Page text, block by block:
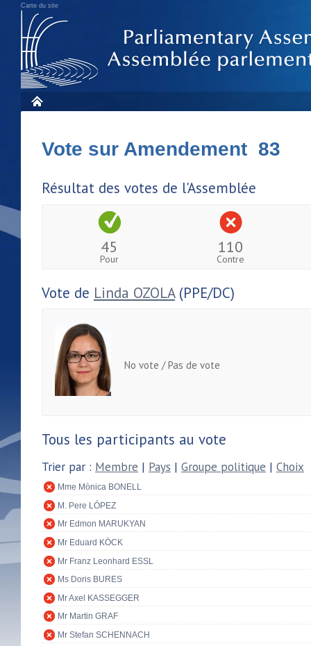
Carte du site
Vote sur Amendement 83
Résultat des votes de l'Assemblée
45
Pour
110
Contre
Vote de Linda OZOLA(PPE/DC)
No vote / Pas de vote
Tous les participants au vote
Trier par : Membre | Pays | Groupe politique | Choix
Mme Mònica BONELL
M. Pere LÓPEZ
Mr Edmon MARUKYAN
Mr Eduard KÖCK
Mr Franz Leonhard ESSL
Ms Doris BURES
Mr Axel KASSEGGER
Mr Martin GRAF
Mr Stefan SCHENNACH